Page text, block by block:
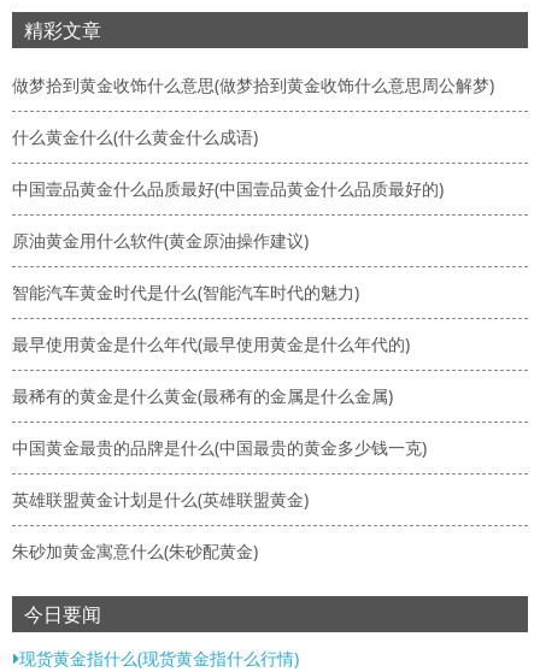
精彩文章
做梦拾到黄金收饰什么意思(做梦拾到黄金收饰什么意思周公解梦)
什么黄金什么(什么黄金什么成语)
中国壹品黄金什么品质最好(中国壹品黄金什么品质最好的)
原油黄金用什么软件(黄金原油操作建议)
智能汽车黄金时代是什么(智能汽车时代的魅力)
最早使用黄金是什么年代(最早使用黄金是什么年代的)
最稀有的黄金是什么黄金(最稀有的金属是什么金属)
中国黄金最贵的品牌是什么(中国最贵的黄金多少钱一克)
英雄联盟黄金计划是什么(英雄联盟黄金)
朱砂加黄金寓意什么(朱砂配黄金)
今日要闻
现货黄金指什么(现货黄金指什么行情)